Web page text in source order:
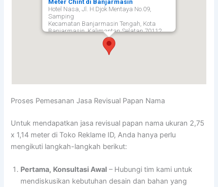
Meter Chint di Banjarmasin
Hotel Nasa, Jl. H.Djok Mentaya No.09,
Samping
Kecamatan Banjarmasin Tengah, Kota
Banjarmasin, Kalimantan Selatan 70112,
Proses Pemesanan Jasa Revisual Papan Nama
Untuk mendapatkan jasa revisual papan nama ukuran 2,75
x 1,14 meter di Toko Reklame ID, Anda hanya perlu
mengikuti langkah-langkah berikut:
Pertama, Konsultasi Awal – Hubungi tim kami untuk
mendiskusikan kebutuhan desain dan bahan yang